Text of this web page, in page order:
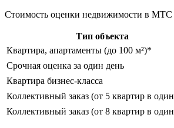
Стоимость оценки недвижимости в МТС
Тип объекта
Квартира, апартаменты (до 100 м²)*
Срочная оценка за один день
Квартира бизнес-класса
Коллективный заказ (от 5 квартир в
Коллективный заказ (от 8 квартир в